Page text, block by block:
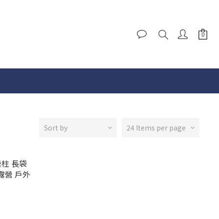
Sort by 24 Items per page